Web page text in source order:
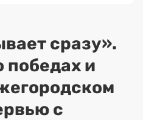
сразу».
победах и
с